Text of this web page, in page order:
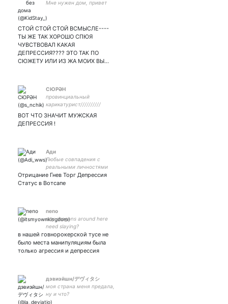
Мне нужен дом, привет
СТОЙ СТОЙ СТОЙ ВСМЫСЛЕ----
ТЫ ЖЕ ТАК ХОРОШО СПЮЯ
ЧУВСТВОВАЛ КАКАЯ
ДЕПРЕССИЯ???? ЭТО ТАК ПО
СЮЖЕТУ ИЛИ ИЗ ЖА МОИХ ВЫ…
СЮРӘН
провинциальный
карикатурист//////////
террорист\\\\\\\\\
ВОТ ЧТО ЗНАЧИТ МУЖСКАЯ
ДЕПРЕССИЯ !
Ади
Любые совпадения с
реальными личностями
случайны.
Отрицание Гнев Торг Депрессия
Статус в Вотсапе
пепо
any dragons around here
need slaying?
в нашей говнорокерской тусе не
было места манипуляциям была
только агрессия и депрессия
дэвиэйшн/デヴィタシ
моя страна меня предала,
ну и что?